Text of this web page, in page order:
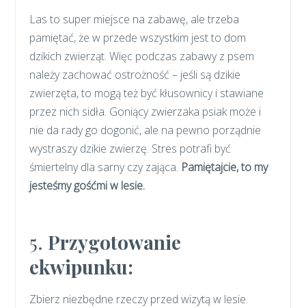
Las to super miejsce na zabawę, ale trzeba
pamiętać, że w przede wszystkim jest to dom
dzikich zwierząt. Więc podczas zabawy z psem
należy zachować ostrożność – jeśli są dzikie
zwierzęta, to mogą też być kłusownicy i stawiane
przez nich sidła. Goniący zwierzaka psiak może i
nie da rady go dogonić, ale na pewno porządnie
wystraszy dzikie zwierzę. Stres potrafi być
śmiertelny dla sarny czy zająca. Pamiętajcie, to my
jesteśmy gośćmi w lesie.
5. Przygotowanie
ekwipunku:
Zbierz niezbędne rzeczy przed wizytą w lesie.